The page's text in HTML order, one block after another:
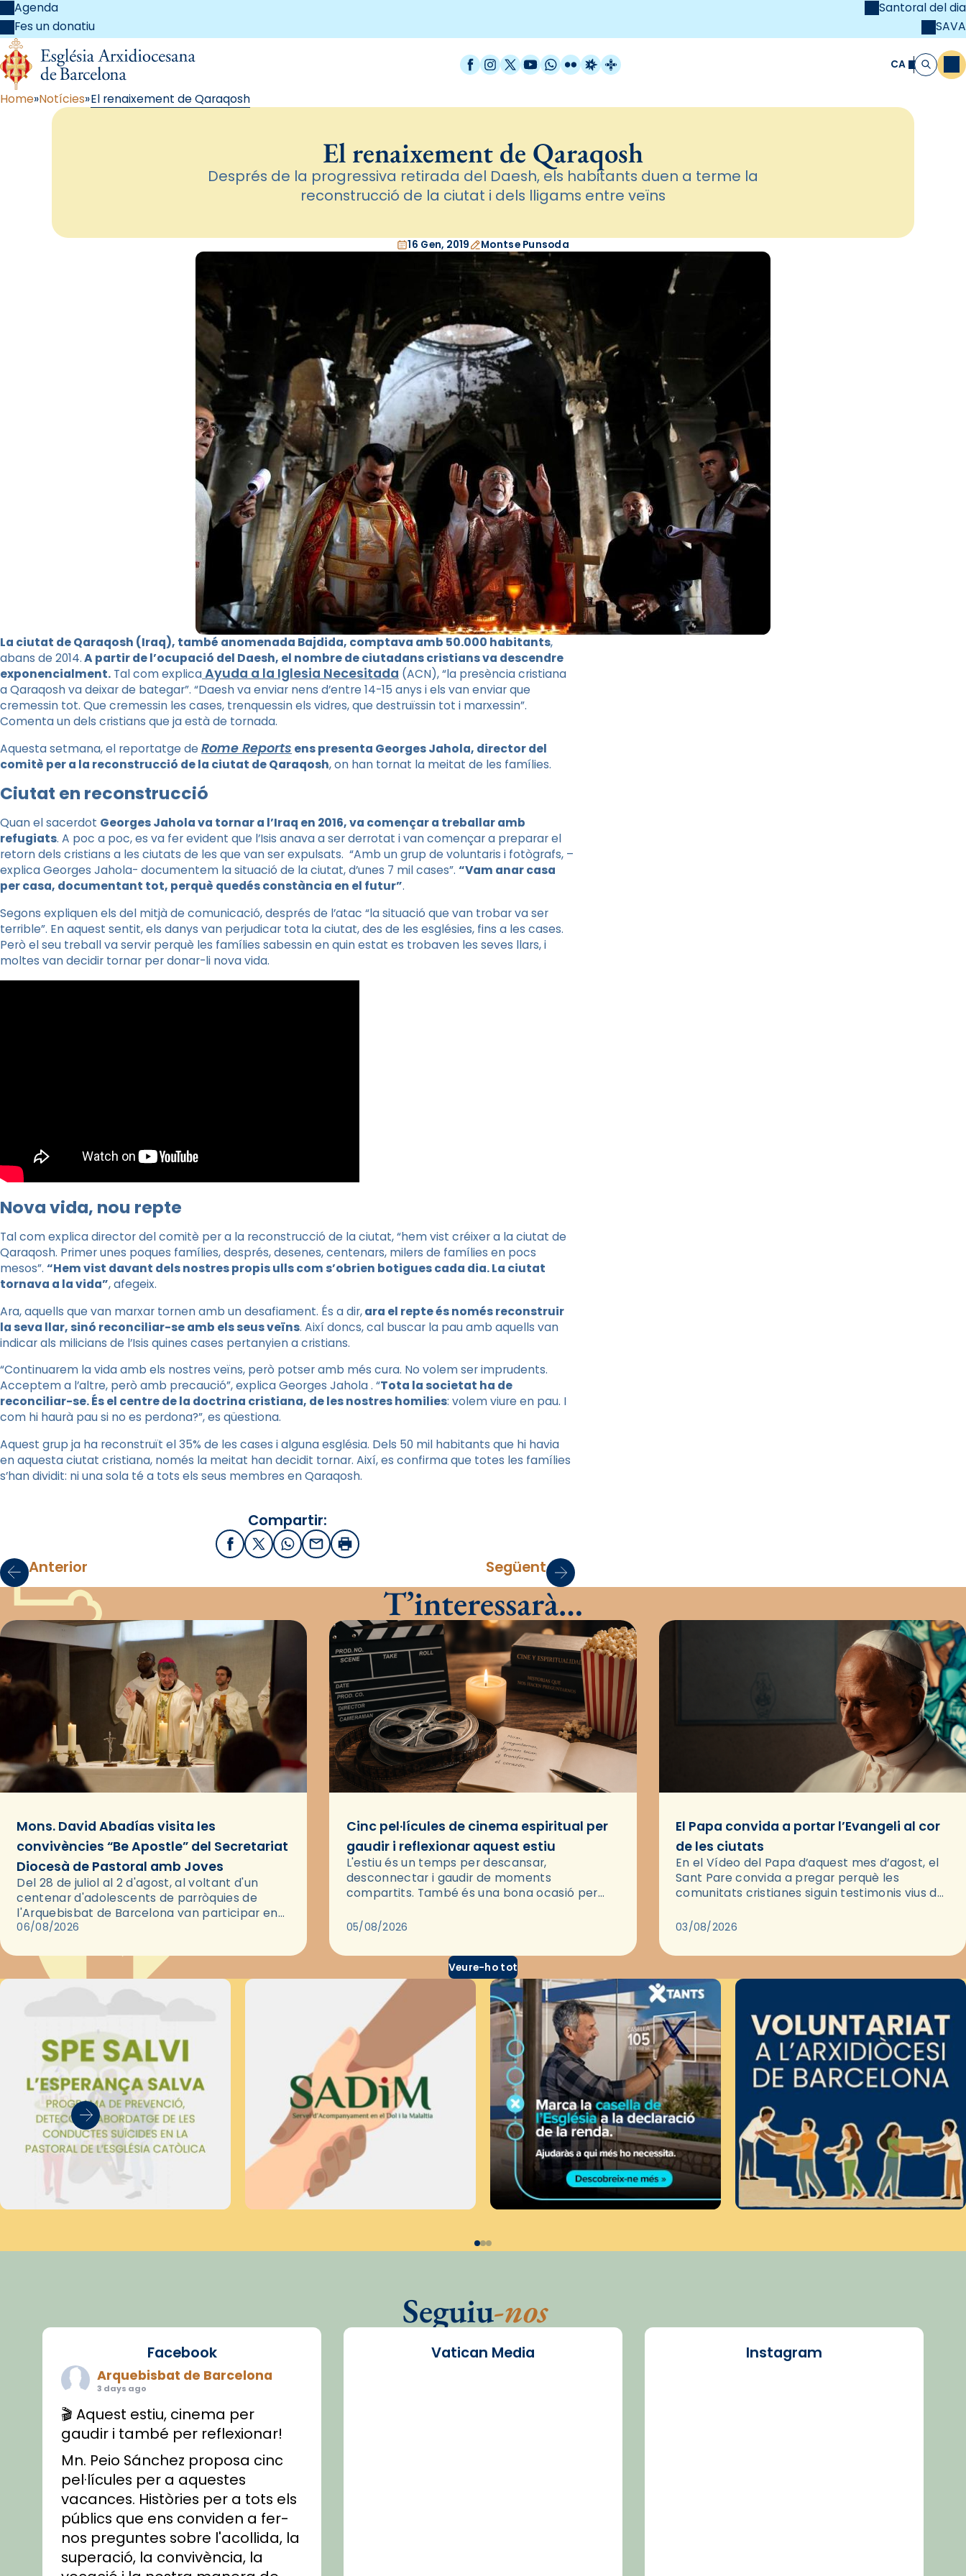
Agenda
Fes un donatiu
Santoral del dia
SAVA
Facebook
Instagram
X / Twitter
YouTube
WhatsApp
FlickrRadio Estel
Catalunya Cristiana CA Cerca
Home Notícies El renaixement de Qaraqosh
El renaixement de Qaraqosh
Després de la progressiva retirada del Daesh, els habitants duen a terme la
reconstrucció de la ciutat i dels lligams entre veïns
16 Gen, 2019 Montse Punsoda
La ciutat de Qaraqosh (Iraq), també anomenada Bajdida, comptava amb 50.000 habitants,
abans de 2014.A partir de l’ocupació del Daesh, el nombre de ciutadans cristians va descendre
exponencialment. Tal com explicaAyuda a la Iglesia Necesitada (ACN), “la presència cristiana
a Qaraqosh va deixar de bategar”. “Daesh va enviar nens d’entre 14-15 anys i els van enviar que
cremessin tot. Que cremessin les cases, trenquessin els vidres, que destruïssin tot i marxessin”.
Comenta un dels cristians que ja està de tornada.
Aquesta setmana, el reportatge de Rome Reports ens presenta Georges Jahola, director d​​el
comitè per a la reconstrucció de la ciutat de Qaraqosh, on han tornat la meitat de les famílies.
Ciutat en reconstrucció
Quan el sacerdot Georges Jahola va tornar a l’Iraq en 2016, va començar a treballar amb
refugiats. A poc a poc, es va fer evident que l’Isis anava a ser derrotat i van començar a preparar el
retorn dels cristians a les ciutats de les que van ser expulsats. “Amb un grup de voluntaris i fotògrafs, –
explica Georges Jahola- documentem la situació de la ciutat, d’unes 7 mil cases”. “Vam anar casa
per casa, documentant tot, perquè quedés constància en el futur”.
Segons expliquen els del mitjà de comunicació, després de l’atac “la situació que van trobar va ser
terrible”. En aquest sentit, els danys van perjudicar tota la ciutat, des de les esglésies, fins a les cases.
Però el seu treball va servir perquè les famílies sabessin en quin estat es trobaven les seves llars, i
moltes van decidir tornar per donar-li nova vida.
Nova vida, nou repte
Tal com explica director d​​el comitè per a la reconstrucció de la ciutat, “hem vist créixer a la ciutat de
Qaraqosh. Primer unes poques famílies, després, desenes, centenars, milers de famílies en pocs
mesos”. “Hem vist davant dels nostres propis ulls com s’obrien botigues cada dia. La ciutat
tornava a la vida”, afegeix.
Ara, aquells que van marxar tornen amb un desafiament. És a dir,ara el repte és només reconstruir
la seva llar, sinó reconciliar-se amb els seus veïns. Així doncs, cal buscar la pau amb aquells van
indicar als milicians de l’Isis quines cases pertanyien a cristians.
“Continuarem la vida amb els nostres veïns, però potser amb més cura. No volem ser imprudents.
Acceptem a l’altre, però amb precaució”, explica Georges Jahola . “Tota la societat ha de
reconciliar-se. És el centre de la doctrina cristiana, de les nostres homilies: volem viure en pau. I
com hi haurà pau si no es perdona?”, es qüestiona.
Aquest grup ja ha reconstruït el 35% de les cases i alguna església. Dels 50 mil habitants que hi havia
en aquesta ciutat cristiana, només la meitat han decidit tornar. Així, es confirma que totes les famílies
s’han dividit: ni una sola té a tots els seus membres en Qaraqosh.
Compartir:
FacebookX / Twitter
WhatsApp
EmailImprimir
Anterior Següent
T’interessarà…
Mons. David Abadías visita les
convivències “Be Apostle” del Secretariat
Diocesà de Pastoral amb Joves
Del 28 de juliol al 2 d'agost, al voltant d'un
centenar d'adolescents de parròquies de
l'Arquebisbat de Barcelona van participar en
les convivències Be Apostle, organitzades pel
06/08/2026
Cinc pel·lícules de cinema espiritual per
gaudir i reflexionar aquest estiu
L'estiu és un temps per descansar,
desconnectar i gaudir de moments
compartits. També és una bona ocasió per
través del cinema, reflexionar sobre les…
05/08/2026
El Papa convida a portar l’Evangeli al cor
de les ciutats
En el Vídeo del Papa d’aquest mes d’agost, el
Sant Pare convida a pregar perquè les
comunitats cristianes siguin testimonis vius de
pregària, el…
03/08/2026
Veure-ho tot
Seguiu-nos
Facebook
Arquebisbat de Barcelona
3 days ago
🎬 Aquest estiu, cinema per
gaudir i també per reflexionar!
Mn. Peio Sánchez proposa cinc
pel·lícules per a aquestes
vacances. Històries per a tots els
públics que ens conviden a fer-
nos preguntes sobre l'acollida, la
superació, la convivència, la
Vatican Media Instagram